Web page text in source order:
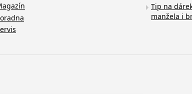
Tip na
manžela i